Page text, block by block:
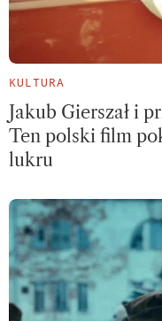
KULTURA
Jakub Gierszał i
Ten polski film
lukru